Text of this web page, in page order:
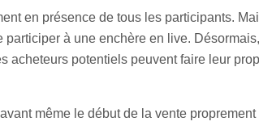
en présence de tous les participants.
à une enchère en live.
acheteurs potentiels peuvent faire leur
même le début de la vente proprement